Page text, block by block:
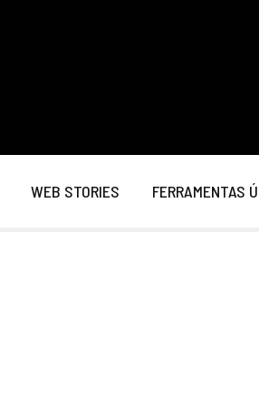
WEB STORIES FERRAMENTAS